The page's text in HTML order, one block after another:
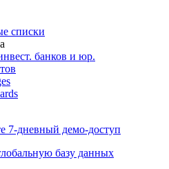
списки
банков и юр.
7-дневный демо-доступ
базу данных